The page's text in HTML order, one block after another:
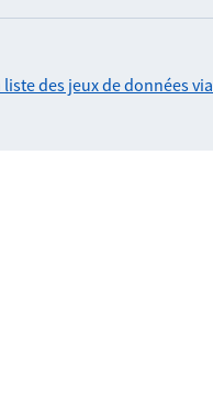
des jeux de données